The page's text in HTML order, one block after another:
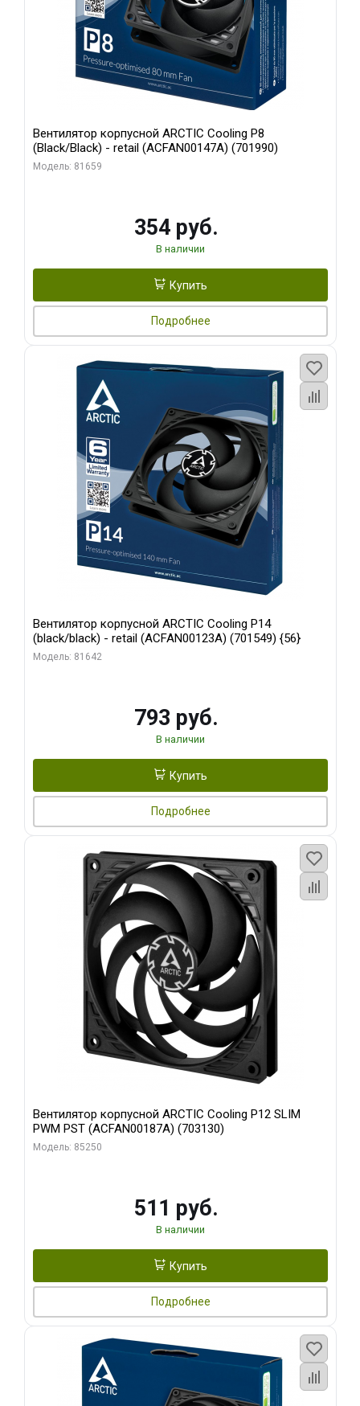
Вентилятор корпусной ARCTIC Cooling P8
(Black/Black) - retail (ACFAN00147A) (701990)
Модель: 81659
354 руб.
В наличии
Купить
Подробнее
Вентилятор корпусной ARCTIC Cooling P14
(black/black) - retail (ACFAN00123A) (701549) {56}
Модель: 81642
793 руб.
В наличии
Купить
Подробнее
Вентилятор корпусной ARCTIC Cooling P12 SLIM
PWM PST (ACFAN00187A) (703130)
Модель: 85250
511 руб.
В наличии
Купить
Подробнее